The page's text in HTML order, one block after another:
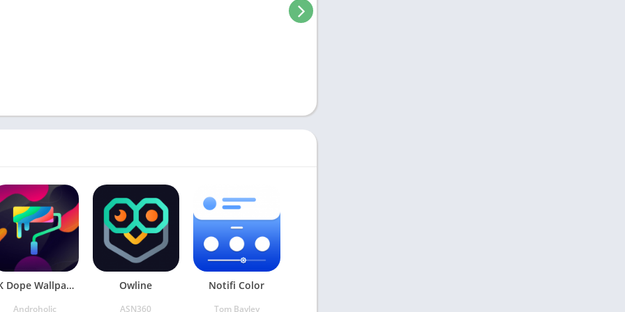
4K Dope Wallpapers
Androholic
Owline
ASN360
Notifi Color
Tom Bayley